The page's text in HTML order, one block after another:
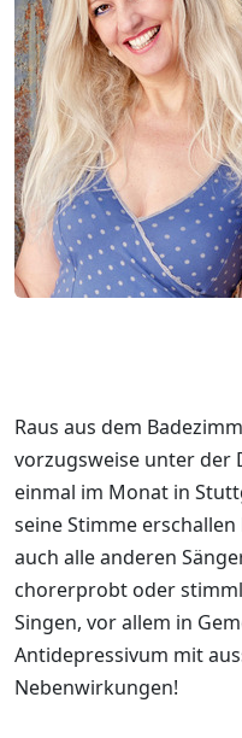
Raus aus dem
vorzugsweise unter der
einmal im Monat in
seine Stimme
auch alle anderen
chorerprobt oder
Singen, vor allem in
Antidepressivum mit
Nebenwirkungen!